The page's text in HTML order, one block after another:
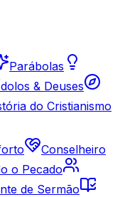
Parábolas
& Deuses
do Cristianismo
Conselheiro
o Pecado
de Sermão